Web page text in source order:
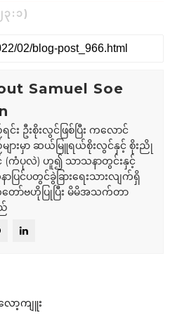
၂၃:၁)
Samuel Soe
း ဦးစိုးလွင်ဖြစ်ပြီး ကလောင်
ျားမှာ ဆယ်မြူရယ်စိုးလွင်နှင့် စိုးညို
(ကံပုလဲ) ဟူ၍ သာသနာတွင်းနှင့်
ပြင်ပတွင်ခွဲခြားရေးသားလျက်ရှိ
ာ်ဗဟိုပြုပြီး မိမိအသက်တာ
ော့ကျူး